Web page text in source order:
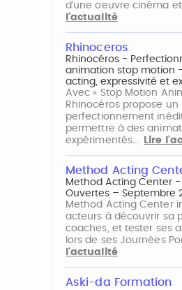
d'une oeuvre cinéma et
l'actualité
Rhinoceros
Rhinocéros -
animation stop motion
acting, expressivité et
Avec « Stop Motion
Rhinocéros propose un
perfectionnement
permettre à des
expérimentés…
Lire
Method Acting
Method Acting Center
Ouvertes – Septembre
Method Acting Center
acteurs à découvrir sa
coaches, et tester ses
lors de ses Journées
l'actualité
Aski-da Formation